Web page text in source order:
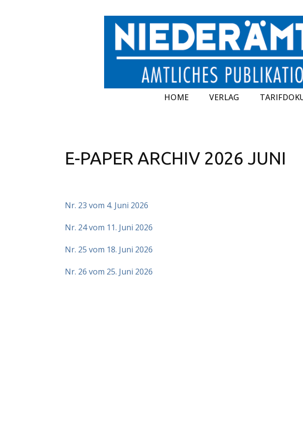
HOME VERLAG
E-PAPER ARCHIV 2026 JUNI
Nr. 23 vom 4. Juni 2026
Nr. 24 vom 11. Juni 2026
Nr. 25 vom 18. Juni 2026
Nr. 26 vom 25. Juni 2026